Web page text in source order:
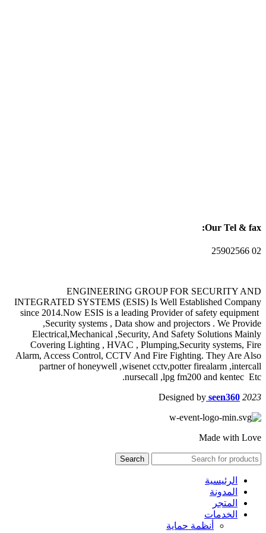
Our Tel & fax:
02 25902566
ENGINEERING GROUP FOR SECURITY AND
INTEGRATED SYSTEMS (ESIS) Is Well Established Company
since 2014.Now ESIS is a leading Provider of safety equipment
,Security systems , Data show and projectors . We Provide
Electrical,Mechanical ,Security, And Safety Solutions Mainly
Covering Lighting , HVAC , Plumping,Security systems, Fire
Alarm, Access Control, CCTV And Fire Fighting. They Are Also
partner of honeywell ,wisenet cctv,potter firealarm ,intercall
nursecall ,lpg fm200 and kentec Etc.
Designed by seen360 2023
Made with Love
Search
الرئيسية
المدونة
المتجر
الخدمات
أنظمة حماية